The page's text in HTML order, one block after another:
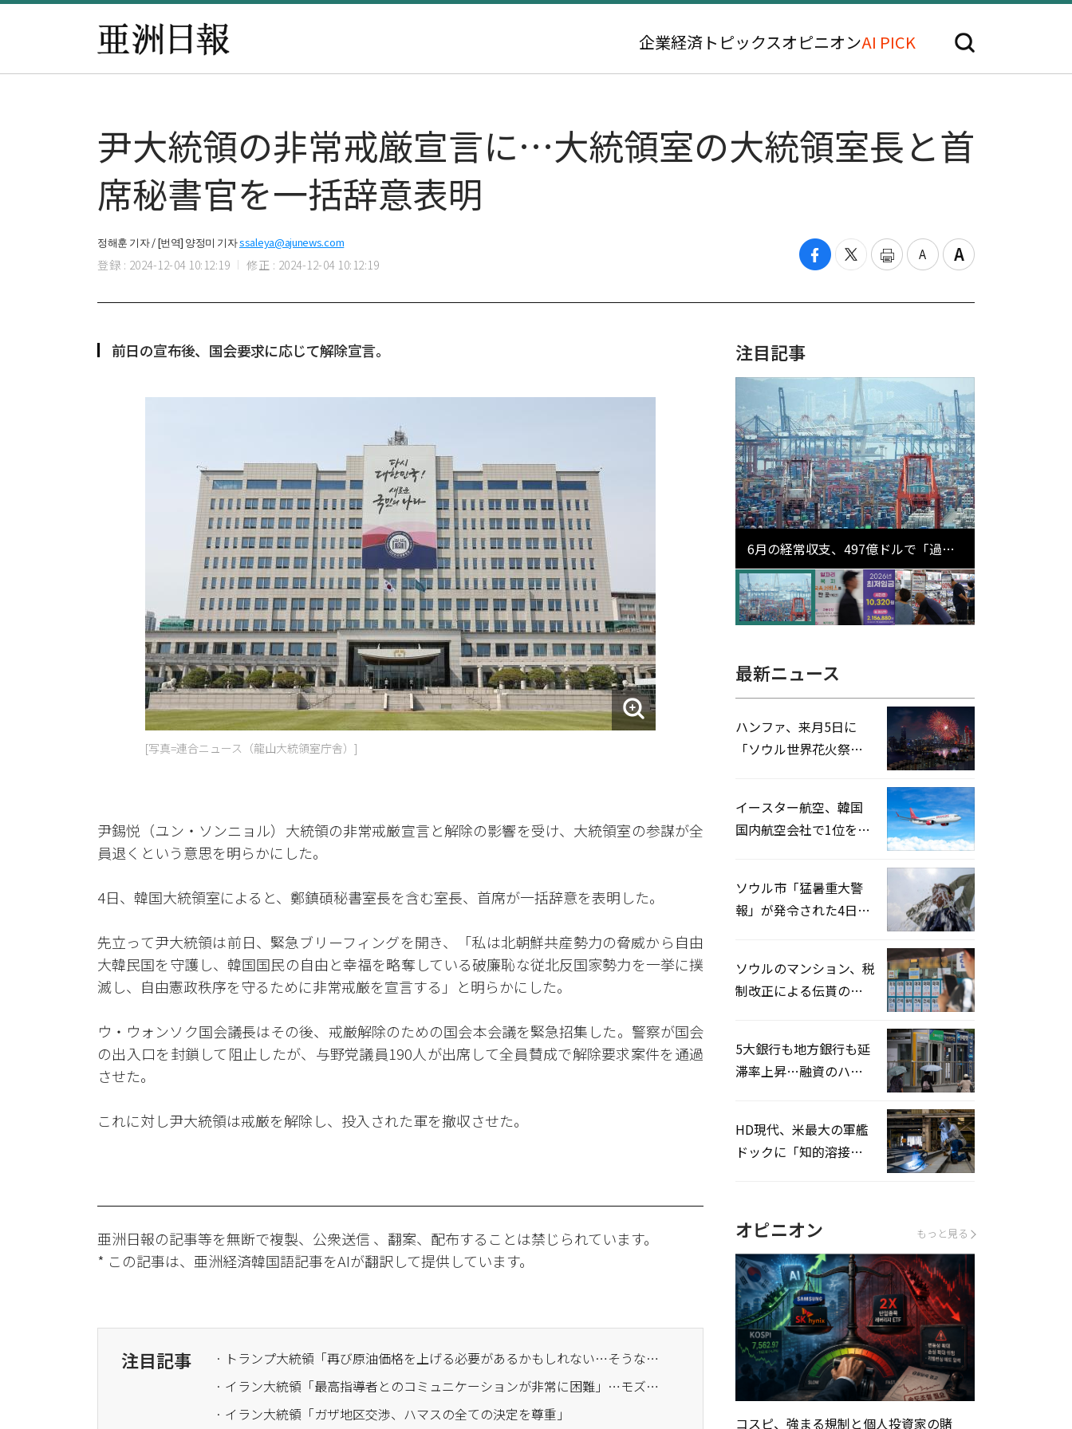
企業経済 トピックスオピニオンAI PICK
尹大統領の非常戒厳宣言に…大統領室の大統領室長と首
席秘書官を一括辞意表明
정해훈 기자 / [번역] 양정미 기자ssaleya@ajunews.com
登録 : 2024-12-04 10:12:19 修正 : 2024-12-04 10:12:19
前日の宣布後、国会要求に応じて解除宣言。
[写真=連合ニュース（龍山大統領室庁舎）]
尹錫悦（ユン・ソンニョル）大統領の非常戒厳宣言と解除の影響を受け、大統領室の参謀が全
員退くという意思を明らかにした。
4日、韓国大統領室によると、鄭鎮碩秘書室長を含む室長、首席が一括辞意を表明した。
先立って尹大統領は前日、緊急ブリーフィングを開き、「私は北朝鮮共産勢力の脅威から自由
大韓民国を守護し、韓国国民の自由と幸福を略奪している破廉恥な従北反国家勢力を一挙に撲
滅し、自由憲政秩序を守るために非常戒厳を宣言する」と明らかにした。
ウ・ウォンソク国会議長はその後、戒厳解除のための国会本会議を緊急招集した。警察が国会
の出入口を封鎖して阻止したが、与野党議員190人が出席して全員賛成で解除要求案件を通過
させた。
これに対し尹大統領は戒厳を解除し、投入された軍を撤収させた。
亜洲日報の記事等を無断で複製、公衆送信 、翻案、配布することは禁じられています。
* この記事は、亜洲経済韓国語記事をAIが翻訳して提供しています。
注目記事
· トランプ大統領「再び原油価格を上げる必要があるかもしれない…そうならないことを願う」
· イラン大統領「最高指導者とのコミュニケーションが非常に困難」…モズタバ長期潜伏
· イラン大統領「ガザ地区交渉、ハマスの全ての決定を尊重」
注目記事
6月の経常収支、497億ドルで「過去
最大」…輸出が初の1000億ドル突破
最新ニュース
ハンファ、来月5日に
「ソウル世界花火祭り
イースター航空、韓国
国内航空会社で1位を記
ソウル市「猛暑重大警
報」が発令された4日、
ソウルのマンション、税
制改正による伝貰の月
5大銀行も地方銀行も延
滞率上昇…融資のハー
HD現代、米最大の軍艦
ドックに「知的溶接」
オピニオン もっと見る
コスピ、強まる規制と個人投資家の賭